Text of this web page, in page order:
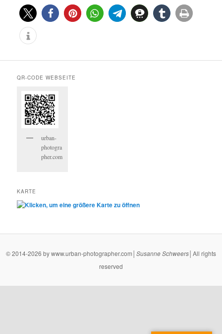
QR-CODE WEBSEITE
urban-
photogra
pher.com
KARTE
© 2014-2026 by www.urban-photographer.com│ SusanneSchweers│All rights
reserved